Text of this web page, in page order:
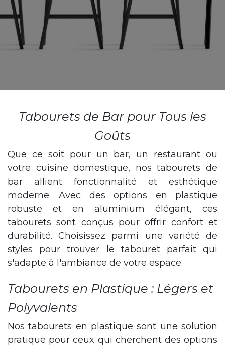
Tabourets de Bar pour Tous les
Goûts
Que ce soit pour un bar, un restaurant ou
votre cuisine domestique, nos tabourets de
bar allient fonctionnalité et esthétique
moderne. Avec des options en plastique
robuste et en aluminium élégant, ces
tabourets sont conçus pour offrir confort et
durabilité. Choisissez parmi une variété de
styles pour trouver le tabouret parfait qui
s'adapte à l'ambiance de votre espace.
Tabourets en Plastique : Légers et
Polyvalents
Nos tabourets en plastique sont une solution
pratique pour ceux qui cherchent des options